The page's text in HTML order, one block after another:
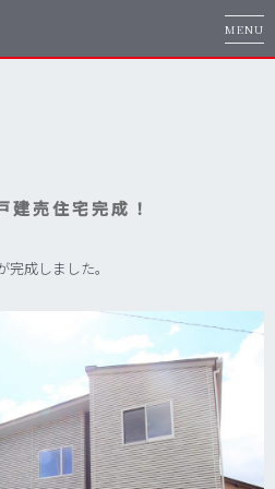
MENU
売住宅完成！
成しました。